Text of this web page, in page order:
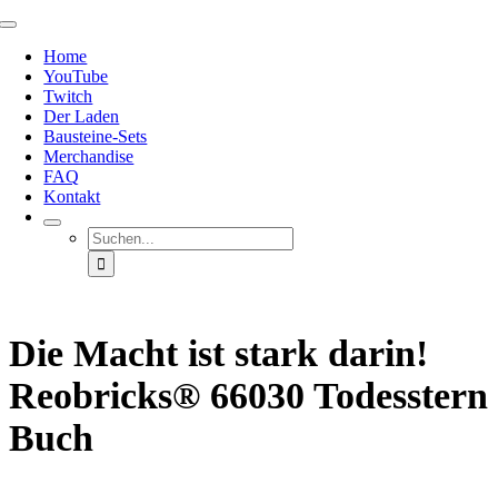
Zum
springen
Toggle
NavigationHome
YouTube
Twitch
Der Laden
Bausteine-Sets
Merchandise
FAQ
Kontakt
Suche
nach:
Die Macht ist stark darin!
Reobricks® 66030 Todesstern
Buch